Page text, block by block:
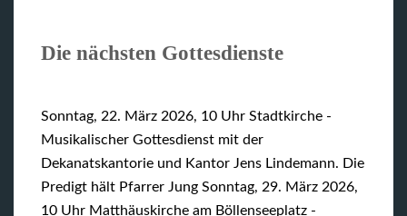
Die nächsten Gottesdienste
Sonntag, 22. März 2026, 10 Uhr Stadtkirche -
Musikalischer Gottesdienst mit der
Dekanatskantorie und Kantor Jens Lindemann. Die
Predigt hält Pfarrer Jung Sonntag, 29. März 2026,
10 Uhr Matthäuskirche am Böllenseeplatz -